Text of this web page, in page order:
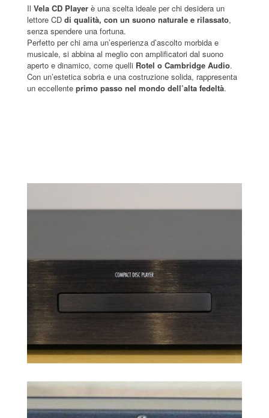
Il Vela CD Player è una scelta ideale per chi desidera un
lettore CD di qualità, con un suono naturale e rilassato,
senza spendere una fortuna.
Perfetto per chi ama un’esperienza d’ascolto morbida e
musicale, si abbina al meglio con amplificatori dal suono
aperto e dinamico, come quelli Rotel o Cambridge Audio.
Con un’estetica sobria e una costruzione solida, rappresenta
un eccellente primo passo nel mondo dell’alta fedeltà.